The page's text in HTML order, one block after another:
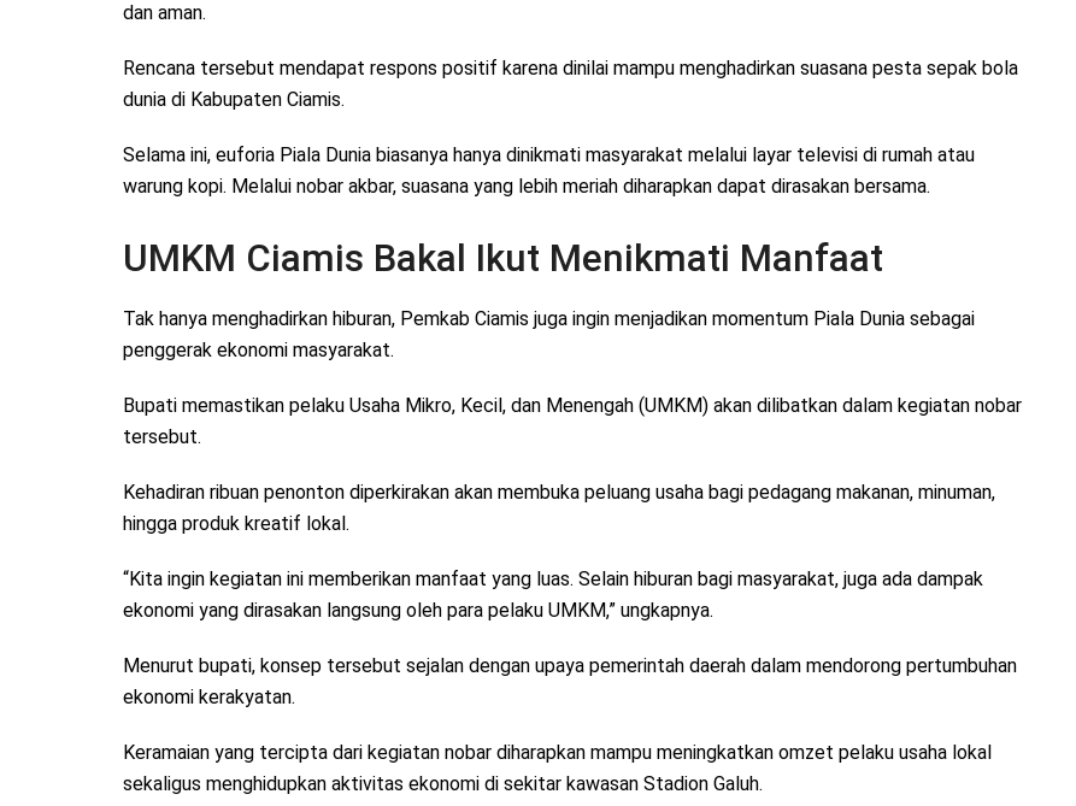
dan aman.
Rencana tersebut mendapat respons positif karena dinilai mampu menghadirkan suasana pesta sepak bola
dunia di Kabupaten Ciamis.
Selama ini, euforia Piala Dunia biasanya hanya dinikmati masyarakat melalui layar televisi di rumah atau
warung kopi. Melalui nobar akbar, suasana yang lebih meriah diharapkan dapat dirasakan bersama.
UMKM Ciamis Bakal Ikut Menikmati Manfaat
Tak hanya menghadirkan hiburan, Pemkab Ciamis juga ingin menjadikan momentum Piala Dunia sebagai
penggerak ekonomi masyarakat.
Bupati memastikan pelaku Usaha Mikro, Kecil, dan Menengah (UMKM) akan dilibatkan dalam kegiatan nobar
tersebut.
Kehadiran ribuan penonton diperkirakan akan membuka peluang usaha bagi pedagang makanan, minuman,
hingga produk kreatif lokal.
“Kita ingin kegiatan ini memberikan manfaat yang luas. Selain hiburan bagi masyarakat, juga ada dampak
ekonomi yang dirasakan langsung oleh para pelaku UMKM,” ungkapnya.
Menurut bupati, konsep tersebut sejalan dengan upaya pemerintah daerah dalam mendorong pertumbuhan
ekonomi kerakyatan.
Keramaian yang tercipta dari kegiatan nobar diharapkan mampu meningkatkan omzet pelaku usaha lokal
sekaligus menghidupkan aktivitas ekonomi di sekitar kawasan Stadion Galuh.